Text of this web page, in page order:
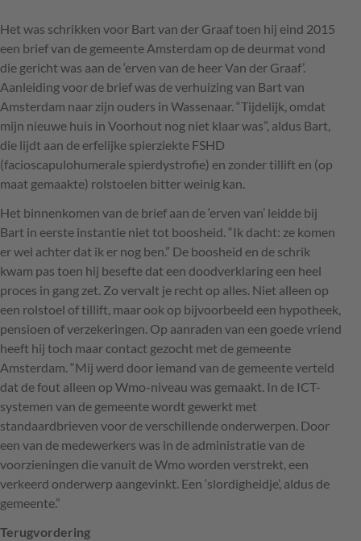
Het was schrikken voor Bart van der Graaf toen hij eind 2015
een brief van de gemeente Amsterdam op de deurmat vond
die gericht was aan de ‘erven van de heer Van der Graaf’.
Aanleiding voor de brief was de verhuizing van Bart van
Amsterdam naar zijn ouders in Wassenaar. “Tijdelijk, omdat
mijn nieuwe huis in Voorhout nog niet klaar was”, aldus Bart,
die lijdt aan de erfelijke spierziekte FSHD
(facioscapulohumerale spierdystrofie) en zonder tillift en (op
maat gemaakte) rolstoelen bitter weinig kan.
Het binnenkomen van de brief aan de ‘erven van’ leidde bij
Bart in eerste instantie niet tot boosheid. “Ik dacht: ze komen
er wel achter dat ik er nog ben.” De boosheid en de schrik
kwam pas toen hij besefte dat een doodverklaring een heel
proces in gang zet. Zo vervalt je recht op alles. Niet alleen op
een rolstoel of tillift, maar ook op bijvoorbeeld een hypotheek,
pensioen of verzekeringen. Op aanraden van een goede vriend
heeft hij toch maar contact gezocht met de gemeente
Amsterdam. “Mij werd door iemand van de gemeente verteld
dat de fout alleen op Wmo-niveau was gemaakt. In de ICT-
systemen van de gemeente wordt gewerkt met
standaardbrieven voor de verschillende onderwerpen. Door
een van de medewerkers was in de administratie van de
voorzieningen die vanuit de Wmo worden verstrekt, een
verkeerd onderwerp aangevinkt. Een ‘slordigheidje’, aldus de
gemeente.”
Terugvordering